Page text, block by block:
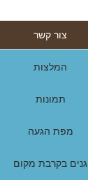
צור קשר
המלצות
תמונות
מפת הגעה
גנים בקרבת מקום